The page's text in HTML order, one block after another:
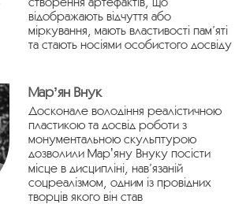
відображають відчуття або
міркування, мають властивості пам’яті
та стають носіями особистого досвіду
Марʼян Внук
Досконале володіння реалістичною
пластикою та досвід роботи з
монументальною скульптурою
дозволили Марʼяну Внуку посісти
місце в дисципліні, нав’язаній
соцреалізмом, одним із провідних
творців якого він став